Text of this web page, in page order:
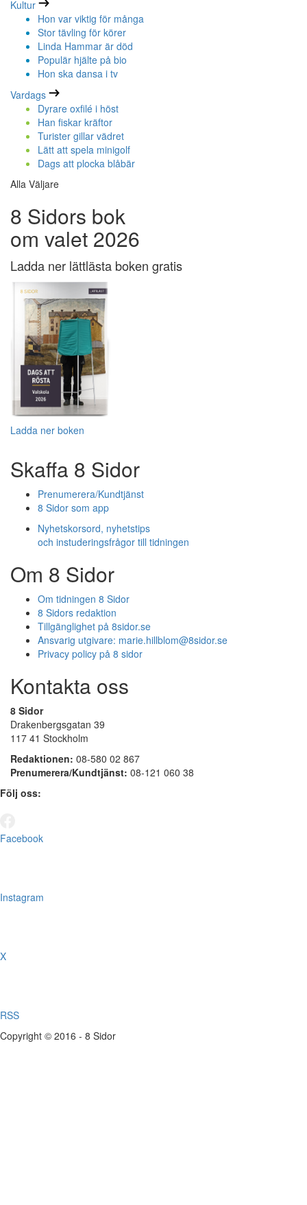
Kultur
Hon var viktig för många
Stor tävling för körer
Linda Hammar är död
Populär hjälte på bio
Hon ska dansa i tv
Vardags
Dyrare oxfilé i höst
Han fiskar kräftor
Turister gillar vädret
Lätt att spela minigolf
Dags att plocka blåbär
Alla Väljare
8 Sidors bok
om valet 2026
Ladda ner lättlästa boken gratis
Ladda ner boken
Skaffa 8 Sidor
Prenumerera/Kundtjänst
8 Sidor som app
Nyhetskorsord, nyhetstips
och instuderingsfrågor till tidningen
Om 8 Sidor
Om tidningen 8 Sidor
8 Sidors redaktion
Tillgänglighet på 8sidor.se
Ansvarig utgivare: marie.hillblom@8sidor.se
Privacy policy på 8 sidor
Kontakta oss
8 Sidor
Drakenbergsgatan 39
117 41 Stockholm
Redaktionen: 08-580 02 867
Prenumerera/Kundtjänst: 08-121 060 38
Följ oss:
Facebook
Instagram
X
RSS
Copyright © 2016 - 8 Sidor